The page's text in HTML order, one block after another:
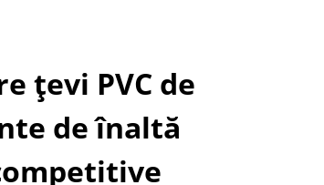
țevi PVC de
de înaltă